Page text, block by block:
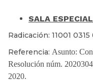
SALA
Radicación: 11001
Referencia: Asunto:
Resolución núm.
2020.